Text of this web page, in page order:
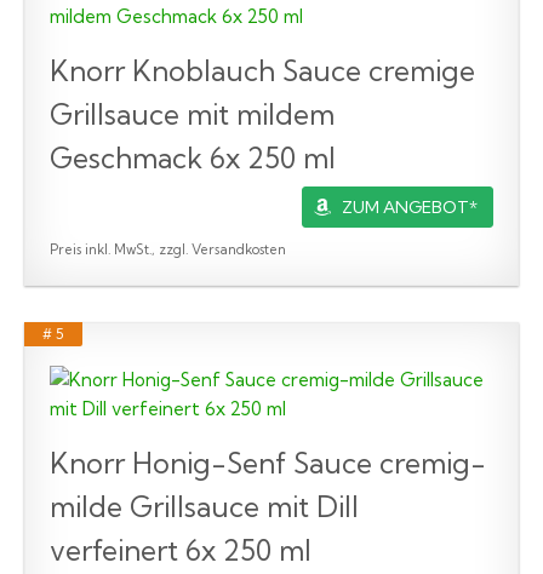
Knorr Knoblauch Sauce cremige
Grillsauce mit mildem
Geschmack 6x 250 ml
ZUM ANGEBOT*
Preis inkl. MwSt., zzgl. Versandkosten
# 5
Knorr Honig-Senf Sauce cremig-
milde Grillsauce mit Dill
verfeinert 6x 250 ml